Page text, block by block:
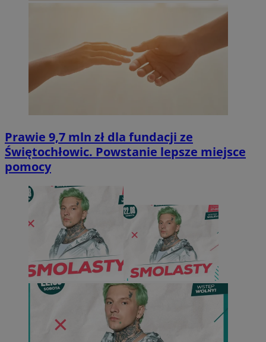
Prawie 9,7 mln zł dla fundacji ze
Świętochłowic. Powstanie lepsze miejsce
pomocy